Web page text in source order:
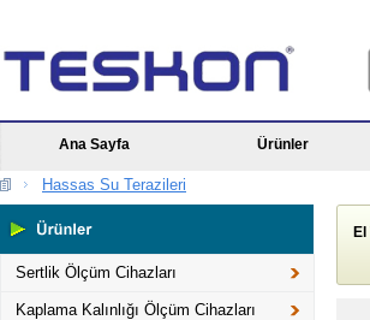
Ana Sayfa Ürünler
Hassas Su Terazileri
Sertlik Ölçüm Cihazları
Kaplama Kalınlığı Ölçüm Cihazları